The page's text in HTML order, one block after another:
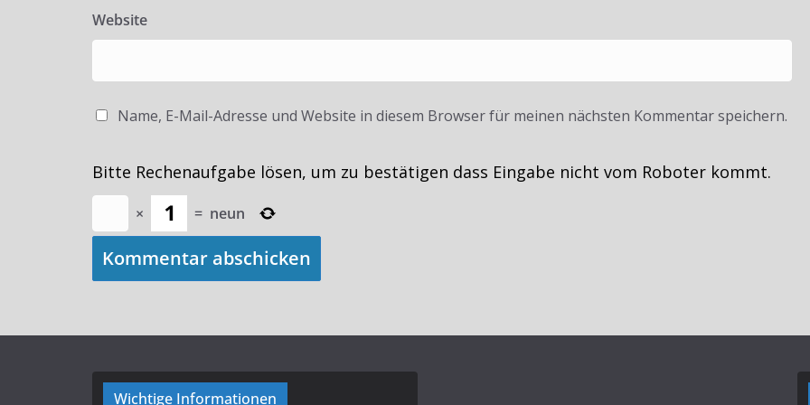
Website
Name, E-Mail-Adresse und Website in diesem Browser für meinen nächsten Kommentar speichern.
Bitte Rechenaufgabe lösen, um zu bestätigen dass Eingabe nicht vom Roboter kommt.
× = neun
Wichtige Informationen